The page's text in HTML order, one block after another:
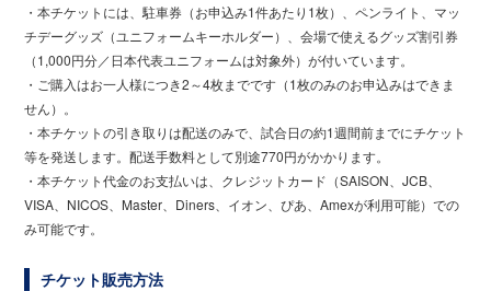
・本チケットには、駐車券（お申込み1件あたり1枚）、ペンライト、マッ
チデーグッズ（ユニフォームキーホルダー）、会場で使えるグッズ割引券
（1,000円分／日本代表ユニフォームは対象外）が付いています。
・ご購入はお一人様につき2～4枚までです（1枚のみのお申込みはできま
せん）。
・本チケットの引き取りは配送のみで、試合日の約1週間前までにチケット
等を発送します。配送手数料として別途770円がかかります。
・本チケット代金のお支払いは、クレジットカード（SAISON、JCB、
VISA、NICOS、Master、Diners、イオン、ぴあ、Amexが利用可能）での
み可能です。
チケット販売方法